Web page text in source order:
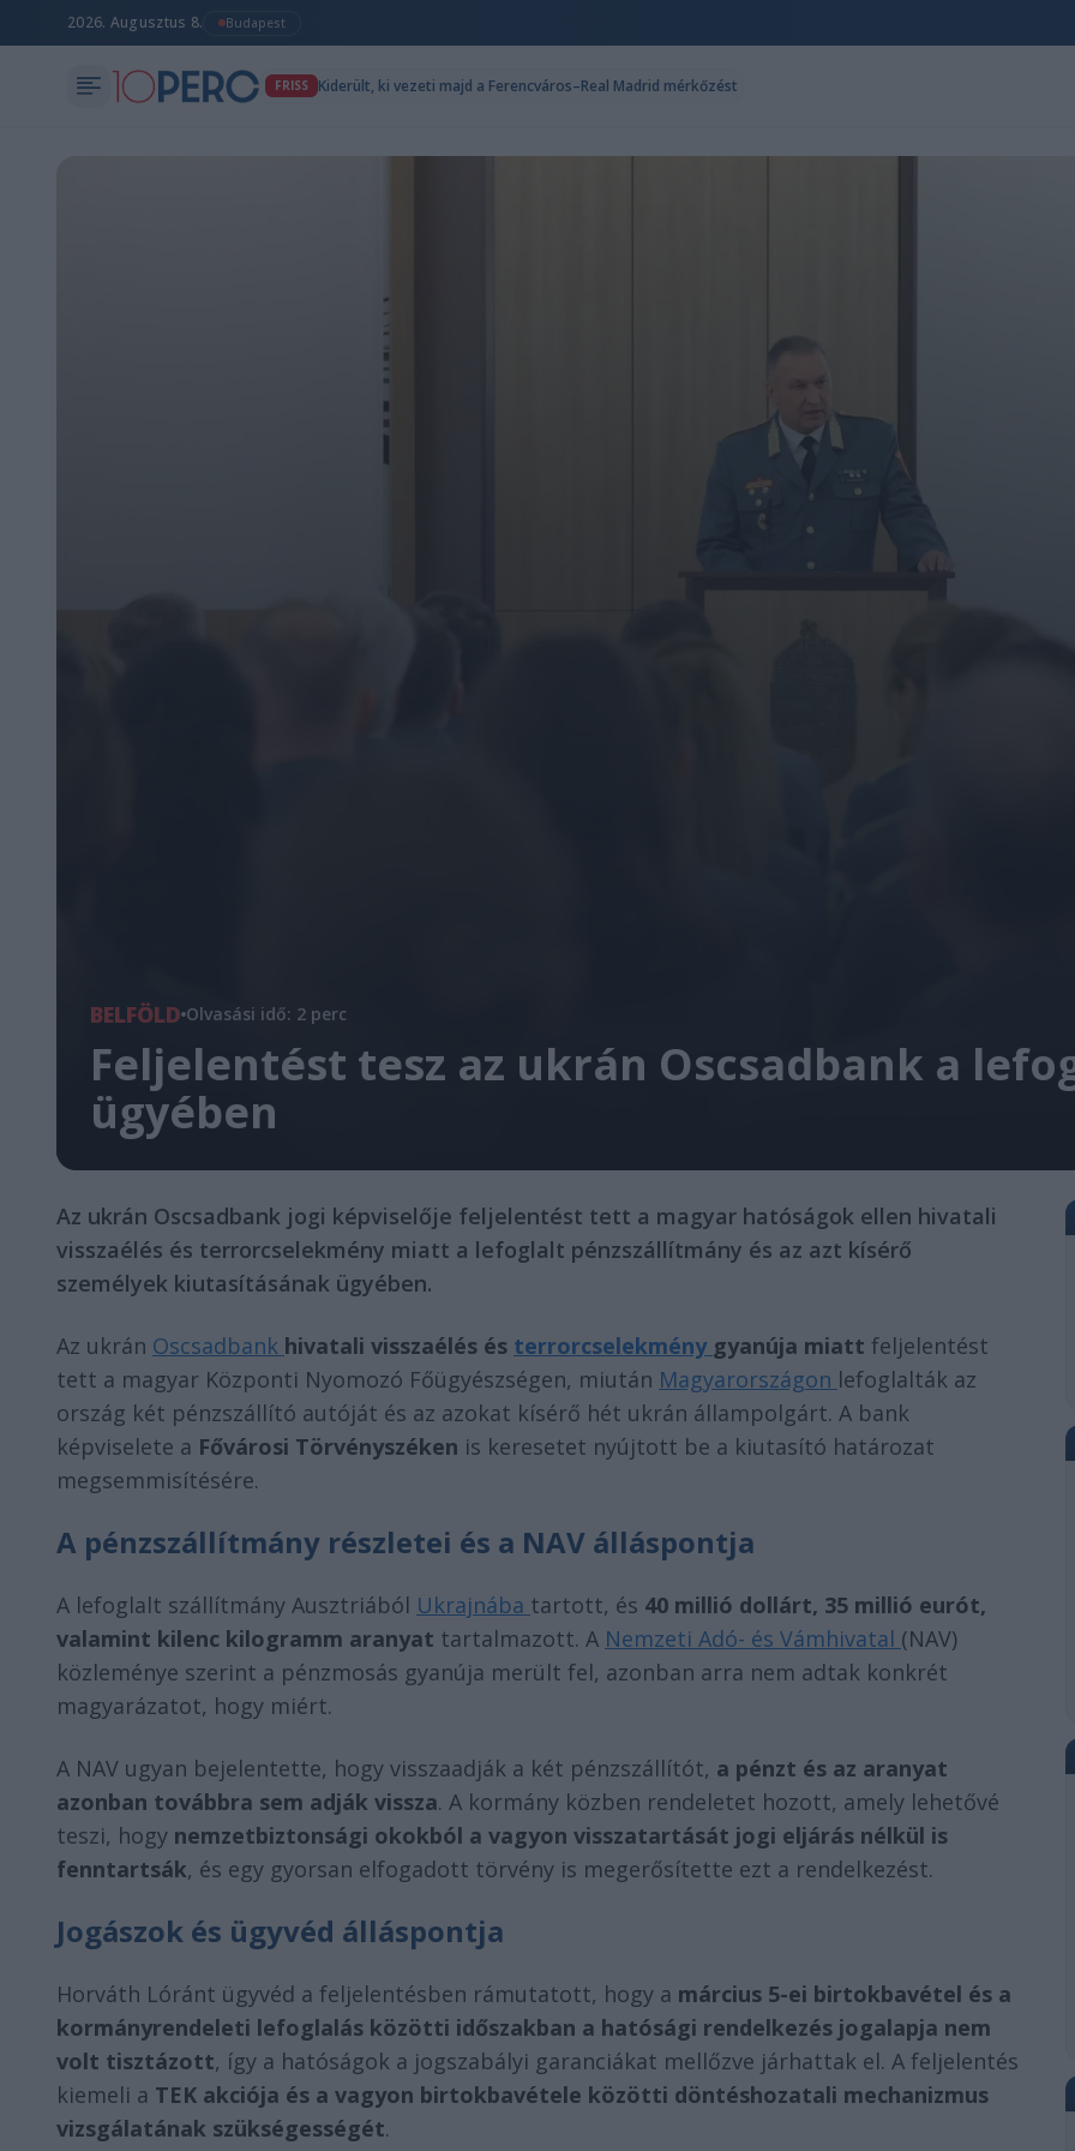
2026. Augusztus 8. Budapest
FRISS Kiderült, ki vezeti majd a Ferencváros–Real Madrid mérkőzést
BELFÖLD Olvasási idő: 2 perc
Feljelentést tesz az ukrán Oscsadbank a
ügyében
Az ukrán Oscsadbank jogi képviselője feljelentést tett a magyar hatóságok ellen hivatali
visszaélés és terrorcselekmény miatt a lefoglalt pénzszállítmány és az azt kísérő
személyek kiutasításának ügyében.
Az ukrán Oscsadbank hivatali visszaélés és terrorcselekmény gyanúja miatt feljelentést
tett a magyar Központi Nyomozó Főügyészségen, miután Magyarországon lefoglalták az
ország két pénzszállító autóját és az azokat kísérő hét ukrán állampolgárt. A bank
képviselete a Fővárosi Törvényszéken is keresetet nyújtott be a kiutasító határozat
megsemmisítésére.
A pénzszállítmány részletei és a NAV álláspontja
A lefoglalt szállítmány Ausztriából Ukrajnába tartott, és 40 millió dollárt, 35 millió eurót,
valamint kilenc kilogramm aranyat tartalmazott. A Nemzeti Adó- és Vámhivatal (NAV)
közleménye szerint a pénzmosás gyanúja merült fel, azonban arra nem adtak konkrét
magyarázatot, hogy miért.
A NAV ugyan bejelentette, hogy visszaadják a két pénzszállítót, a pénzt és az aranyat
azonban továbbra sem adják vissza. A kormány közben rendeletet hozott, amely lehetővé
teszi, hogy nemzetbiztonsági okokból a vagyon visszatartását jogi eljárás nélkül is
fenntartsák, és egy gyorsan elfogadott törvény is megerősítette ezt a rendelkezést.
Jogászok és ügyvéd álláspontja
Horváth Lóránt ügyvéd a feljelentésben rámutatott, hogy a március 5-ei birtokbavétel és a
kormányrendeleti lefoglalás közötti időszakban a hatósági rendelkezés jogalapja nem
volt tisztázott, így a hatóságok a jogszabályi garanciákat mellőzve járhattak el. A feljelentés
kiemeli a TEK akciója és a vagyon birtokbavétele közötti döntéshozatali mechanizmus
vizsgálatának szükségességét.